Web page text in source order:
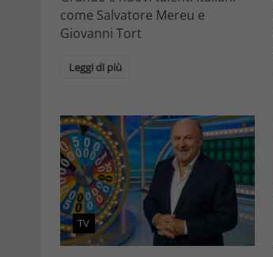
come Salvatore Mereu e
Giovanni Tort
Leggi di più
TV